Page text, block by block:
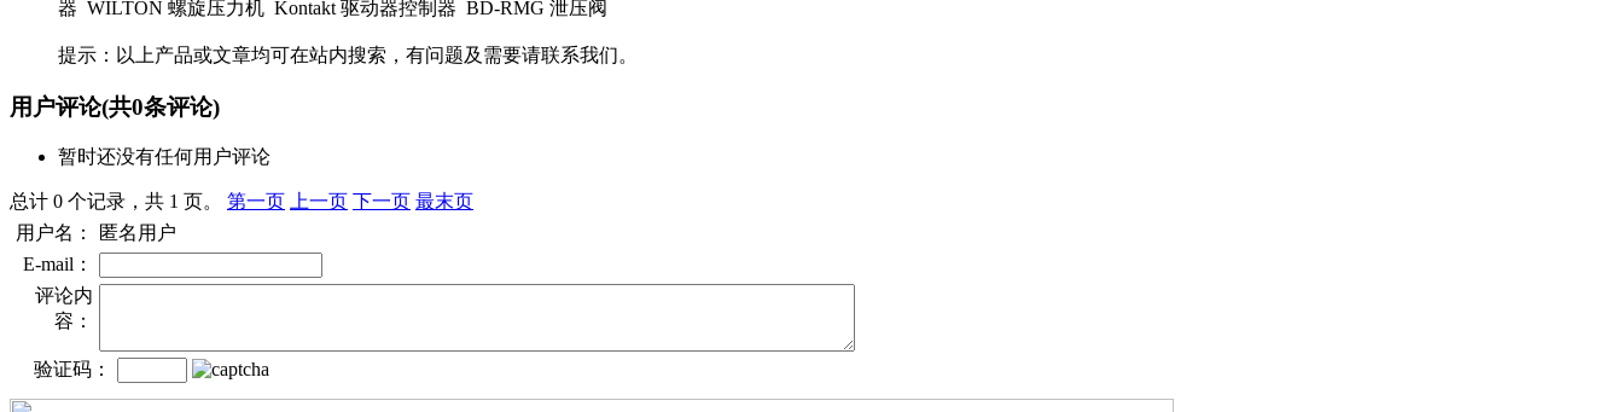
器 WILTON 螺旋压力机 Kontakt 驱动器控制器 BD-RMG 泄压阀
提示：以上产品或文章均可在站内搜索，有问题及需要请联系我们。
用户评论(共0条评论)
暂时还没有任何用户评论
总计 0 个记录，共 1 页。 第一页 上一页 下一页 最末页
用户名：
匿名用户
E-mail：
评论内
容：
验证码：